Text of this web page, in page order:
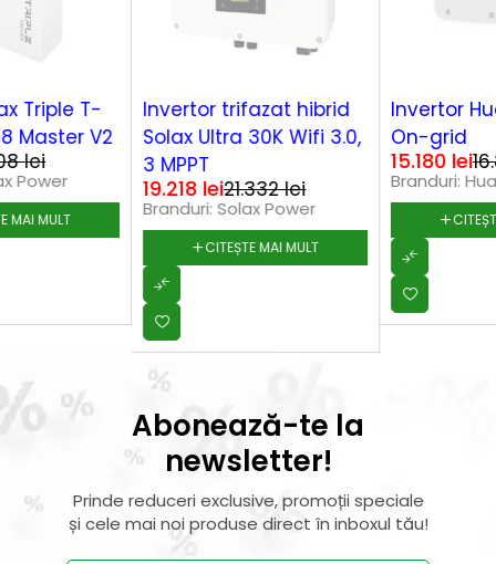
Invertor trifazat hibrid
Solax Ultra 30K Wifi 3.0,
3 MPPT
21.332lei
19.218
Branduri:Solax Power
Invertor Huawei 50kW -
On-grid
16.850lei
Branduri: Huawei
Abonează-te la
newsletter!
Prinde reduceri exclusive, promoții speciale
și cele mai noi produse direct în inboxul tău!